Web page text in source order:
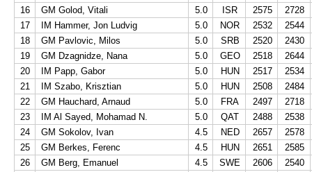
16 GM Golod, Vitali 5.0 ISR 2575
2728
17
IM Hammer, Jon Ludvig 5.0 NOR 2532
2544
18
GM Pavlovic, Milos 5.0 SRB 2520
2430
19
GM Dzagnidze, Nana 5.0 GEO 2518
2644
20
IM Papp, Gabor 5.0 HUN 2517
2534
21
IM Szabo, Krisztian 5.0 HUN 2508
2484
22
GM Hauchard, Arnaud 5.0 FRA 2497
2718
23
IM Al Sayed, Mohamad N. 5.0 QAT 2488
2538
24
GM Sokolov, Ivan 4.5 NED 2657
2578
25
GM Berkes, Ferenc 4.5 HUN 2651
2585
26
GM Berg, Emanuel 4.5 SWE 2606
2540